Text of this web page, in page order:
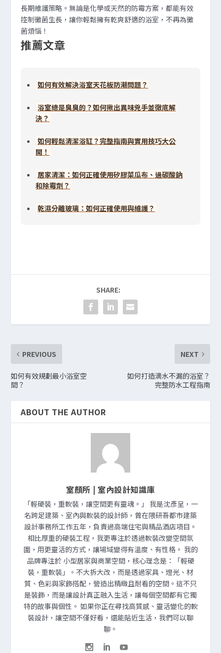
長期維護策略。無論是化學或天然的防霉方案，都能有效
控制黴菌生長，讓你輕鬆擁有乾爽舒適的浴室，不再為黴
菌煩惱！
推薦文章
如何有效解決浴室天花板防潮問題？
浴室總是臭臭的？如何揪出異味兇手並徹底解
決？
如何輕鬆清潔浴缸？完整指南與實用技巧大公
開！
居家清潔：如何正確使用矽膠菜瓜布、過碳酸鈉
和除霉劑？
乾濕分離玻璃：如何正確使用與維護？
SHARE:
PREVIOUS
如何有效規劃最小浴室空
間？
NEXT
如何打造滴水不漏的浴室？
完整防水工程指南
ABOUT THE AUTHOR
室顏所 | 室內設計知識庫
「輕硬裝，重軟裝，讓空間更有靈魂。」 我是沈彥呈，一
名跨足建築、室內與軟裝的設計師，曾在隈研吾都市建築
設計事務所工作五年，負責過高端住宅與精品酒店項目。
相比厚重的硬裝工程，我更專注於透過軟裝改變空間氛
圍，用更靈活的方式，讓場域變得有溫度、有性格。 我的
品牌專注於 小型居家與商業空間，核心理念是：「輕硬
裝，重軟裝」。不大拆大改，而是透過家具、燈光、材
質、色彩與家飾搭配，營造出精緻且耐看的空間。這不只
是裝飾，而是讓設計真正融入生活，讓每個空間都有它獨
特的故事與個性。 如果你正在尋找高質感、靈活變化的軟
裝設計，讓空間不僅好看，還能貼近生活，我們可以聊
聊。